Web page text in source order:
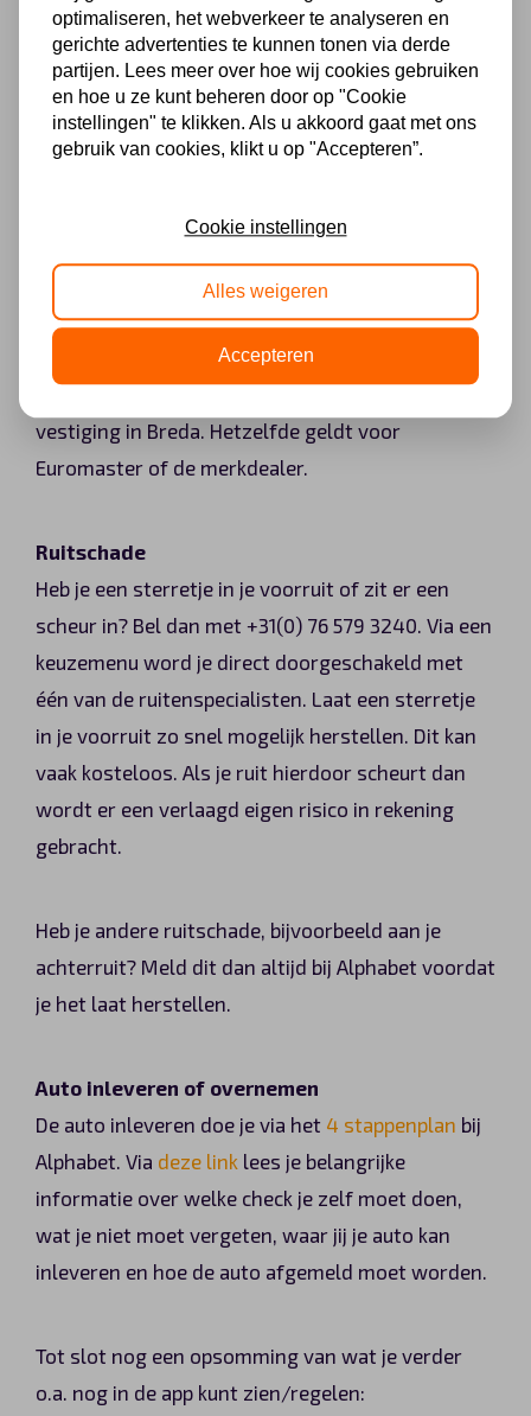
Heb je al eerder banden gewisseld? Dan liggen
jouw banden opgeslagen bij de leverancier waar je
voor het laatst gewisseld hebt. Bij twijfel kun je
dit online raadplegen in jouw My Alphabet
account.
netwerk van deze leverancier te laten
plaatsvinden. Het is niet mogelijk om te wisselen
van leverancier, maar wel bijvoorbeeld van de
Profile vestiging in Groningen naar de Profile
vestiging in Breda. Hetzelfde geldt voor
Euromaster of de merkdealer.
Ruitschade
Heb je een sterretje in je voorruit of zit er een
scheur in? Bel dan met +31(0) 76 579 3240. Via een
keuzemenu word je direct doorgeschakeld met
één van de ruitenspecialisten. Laat een sterretje
in je voorruit zo snel mogelijk herstellen. Dit kan
vaak kosteloos. Als je ruit hierdoor scheurt dan
wordt er een verlaagd eigen risico in rekening
gebracht.
Heb je andere ruitschade, bijvoorbeeld aan je
achterruit? Meld dit dan altijd bij Alphabet voordat
je het laat herstellen.
Auto inleveren of overnemen
De auto inleveren doe je via het 4 stappenplan bij
Alphabet. Via deze link lees je belangrijke
informatie over welke check je zelf moet doen,
wat je niet moet vergeten, waar jij je auto kan
inleveren en hoe de auto afgemeld moet worden.
Tot slot nog een opsomming van wat je verder
o.a. nog in de app kunt zien/regelen:
optimaliseren, het webverkeer te analyseren en
gerichte advertenties te kunnen tonen via derde
partijen. Lees meer over hoe wij cookies gebruiken
en hoe u ze kunt beheren door op "Cookie
instellingen" te klikken. Als u akkoord gaat met ons
gebruik van cookies, klikt u op "Accepteren”.
Cookie instellingen
Alles weigeren
Accepteren